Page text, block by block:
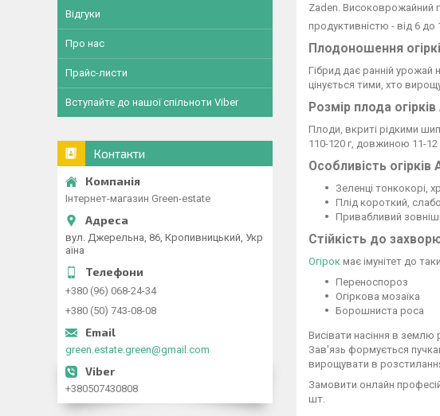
Zaden. Високоврожайний
продуктивністю - від 6 до
Плодоношення
Гібрид дає ранній
цінується тими, хто
Розмір плода
Плоди, вкриті рідкими
110-120 г, довжиною 11-
Особливість
Зеленці тонкокорі,
Плід короткий,
Привабливий
Стійкість до
Огірок має імунітет до
Переноспороз
Огіркова мозаїка
Борошниста роса
Висівати насіння в землю
Зав'язь формується
вирощувати в
Замовити онлайн
шт.
Відгуки
Про нас
Прайс-листи
Вступайте до нашої спільноти Viber
Контакти
Інтернет-магазин Green-estate
вул. Джерельна, 86, Кропивницький, Укр
аїна
+380 (96) 068-24-34
+380 (50) 743-08-08
green.estate.green@gmail.com
+380507430808